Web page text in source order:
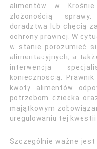
alimentów w
złożonością
doradztwa lub chęcią
ochrony prawnej. W
w stanie porozumieć
alimentacyjnych, a
interwencja
koniecznością.
kwoty alimentów
potrzebom dziecka
majątkowym
uregulowaniu tej
Szczególnie ważne jest